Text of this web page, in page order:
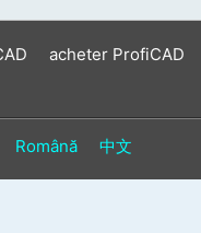
acheter ProfiCAD
Română 中文